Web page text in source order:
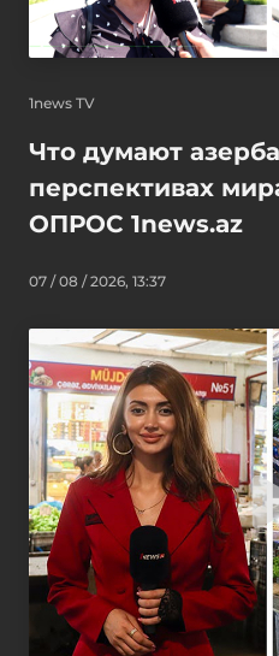
1news TV
Что думают
перспективах
ОПРОС 1news.az
07 / 08 / 2026, 13:37